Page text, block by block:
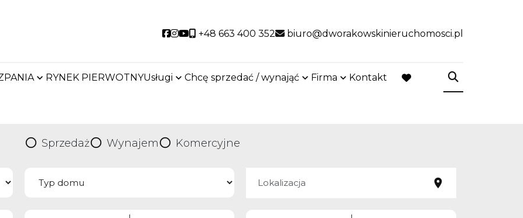
Social link
Social link
Social link
+48 663 400 352 biuro@dworakowskinieruchomosci.pl
RYNEK PIERWOTNYUsługi Chcę sprzedać / wynająć Firma Kontakt
favorite
Sprzedaż Wynajem Komercyjne